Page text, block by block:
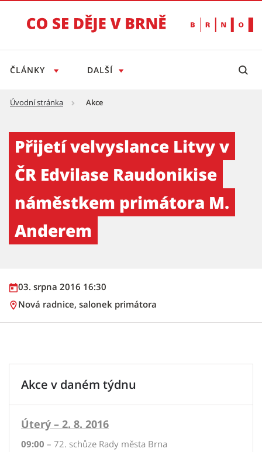
ČLÁNKY DALŠÍ
Úvodní stránka Akce
Přijetí velvyslance Litvy v
ČR Edvilase Raudonikise
náměstkem primátora M.
Anderem
03. srpna 2016 16:30
Nová radnice, salonek primátora
Akce v daném týdnu
Úterý – 2. 8. 2016
09:00 – 72. schůze Rady města Brna